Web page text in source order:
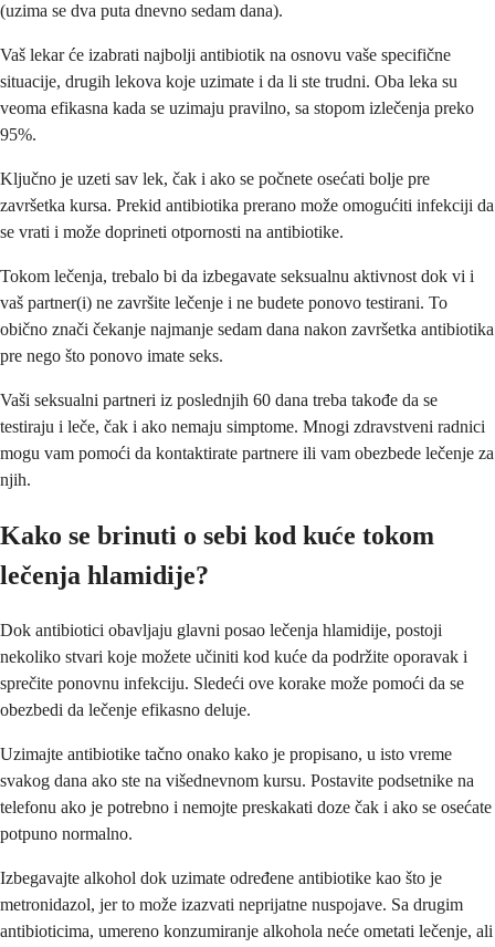
(uzima se dva puta dnevno sedam dana).
Vaš lekar će izabrati najbolji antibiotik na osnovu vaše specifične
situacije, drugih lekova koje uzimate i da li ste trudni. Oba leka su
veoma efikasna kada se uzimaju pravilno, sa stopom izlečenja preko
95%.
Ključno je uzeti sav lek, čak i ako se počnete osećati bolje pre
završetka kursa. Prekid antibiotika prerano može omogućiti infekciji da
se vrati i može doprineti otpornosti na antibiotike.
Tokom lečenja, trebalo bi da izbegavate seksualnu aktivnost dok vi i
vaš partner(i) ne završite lečenje i ne budete ponovo testirani. To
obično znači čekanje najmanje sedam dana nakon završetka antibiotika
pre nego što ponovo imate seks.
Vaši seksualni partneri iz poslednjih 60 dana treba takođe da se
testiraju i leče, čak i ako nemaju simptome. Mnogi zdravstveni radnici
mogu vam pomoći da kontaktirate partnere ili vam obezbede lečenje za
njih.
Kako se brinuti o sebi kod kuće tokom
lečenja hlamidije?
Dok antibiotici obavljaju glavni posao lečenja hlamidije, postoji
nekoliko stvari koje možete učiniti kod kuće da podržite oporavak i
sprečite ponovnu infekciju. Sledeći ove korake može pomoći da se
obezbedi da lečenje efikasno deluje.
Uzimajte antibiotike tačno onako kako je propisano, u isto vreme
svakog dana ako ste na višednevnom kursu. Postavite podsetnike na
telefonu ako je potrebno i nemojte preskakati doze čak i ako se osećate
potpuno normalno.
Izbegavajte alkohol dok uzimate određene antibiotike kao što je
metronidazol, jer to može izazvati neprijatne nuspojave. Sa drugim
antibioticima, umereno konzumiranje alkohola neće ometati lečenje, ali